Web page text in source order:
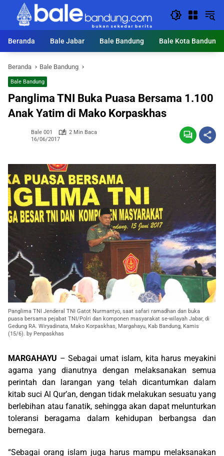
Langsung
konten
Beranda
Bale Jabar Bale Bandung Bale Kota Bandung
Beranda Bale Bandung
Bale Bandung
Panglima TNI Buka Puasa Bersama 1.100
Anak Yatim di Mako Korpaskhas
Bale 001
2 Min Baca
16/06/2017
Panglima TNI Jenderal TNI Gatot Nurmantyo, saat safari ramadhan dan buka
puasa bersama pejabat TNI/Polri dan komponen masyarakat se-wilayah Jabar, di
Gedung RA. Wiryadinata, Mako Korpaskhas, Margahayu, Kab Bandung, Kamis
(15/6). by Penpaskhas
MARGAHAYU – Sebagai umat islam, kita harus meyakini
agama yang dianutnya dengan melaksanakan semua
perintah dan larangan yang telah dicantumkan dalam
kitab suci Al Qur’an, dengan tidak melakukan sesuatu yang
berlebihan atau fanatik, sehingga akan dapat melunturkan
toleransi beragama dalam kehidupan berbangsa dan
bernegara.
“Sebagai orang islam juga harus mampu melaksanakan